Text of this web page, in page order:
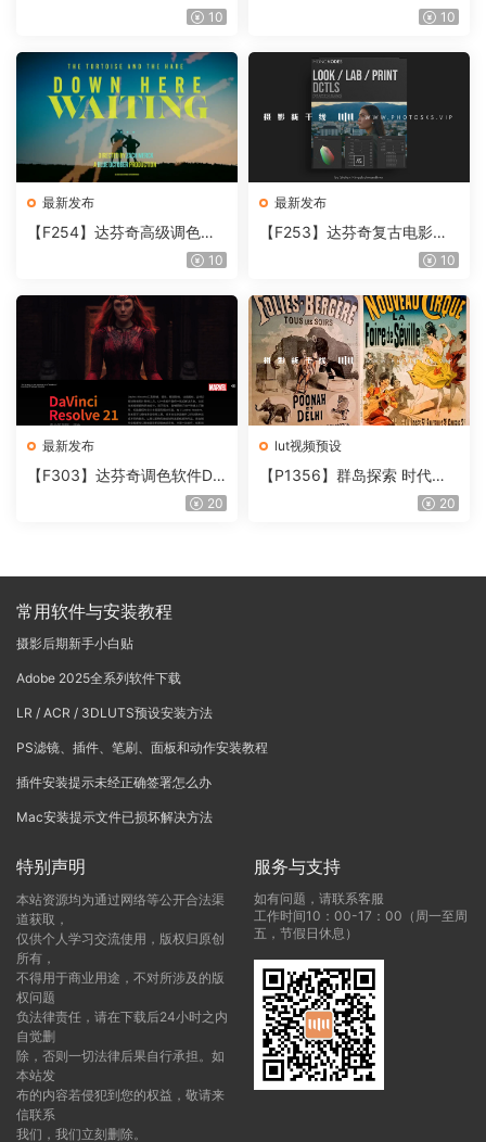
奇视频人像磨皮润肤美颜插件
10
胶片视频调色插件 ARRI Film
10
最新发布
【F254】达芬奇高级调色插
件 Contour V2.2.2 WinMac10
最新发布
【F253】达芬奇复古电影胶
片质感DCTL节点调色预设 M
T V4.0
10
最新发布
【F303】达芬奇调色软件Da
Vinci Resolve Studio21.0.320
lut视频预设
【P1356】群岛探索 时代马
戏团 – QUEST 60 调色预设A
20
常用软件与安装教程
摄影后期新手小白贴
Adobe 2025全系列软件下载
LR / ACR / 3DLUTS预设安装方法
PS滤镜、插件、笔刷、面板和动作安装教程
插件安装提示未经正确签署怎么办
Mac安装提示文件已损坏解决方法
特别声明
本站资源均为通过网络等公开合法渠
道获取，
仅供个人学习交流使用，版权归原创
所有，
不得用于商业用途，不对所涉及的版
权问题
负法律责任，请在下载后24小时之内
自觉删
除，否则一切法律后果自行承担。如
本站发
布的内容若侵犯到您的权益，敬请来
信联系
我们，我们立刻删除。
服务与支持
如有问题，请联系客服
工作时间10：00-17：00（周一至周
五，节假日休息）